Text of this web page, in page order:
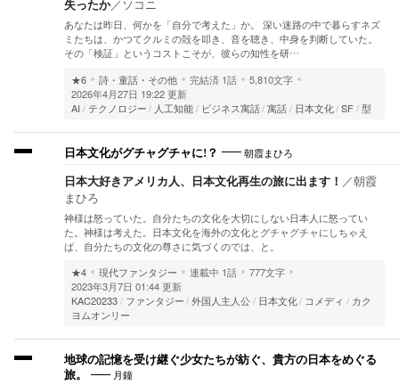
失ったか／ ソコニ
あなたは昨日、何かを「自分で考えた」か。 深い迷路の中で暮らすネズ
ミたちは、かつてクルミの殻を叩き、音を聴き、中身を判断していた。
その「検証」というコストこそが、彼らの知性を研…
★6
詩・童話・その他 完結済 1話
5,810文字
2026年4月27日 19:22 更新
AI
テクノロジー 人工知能 ビジネス寓話 寓話 日本文化 SF 型
日本文化がグチャグチャに!？ 朝霞まひろ
日本大好きアメリカ人、日本文化再生の旅に出ます！ ／朝霞
まひろ
神様は怒っていた。自分たちの文化を大切にしない日本人に怒ってい
た。神様は考えた。日本文化を海外の文化とグチャグチャにしちゃえ
ば、自分たちの文化の尊さに気づくのでは、と。
★4
現代ファンタジー 連載中 1話
777文字
2023年3月7日 01:44 更新
KAC20233
ファンタジー 外国人主人公 日本文化 コメディ
カク
ヨムオンリー
地球の記憶を受け継ぐ少女たちが紡ぐ、貴方の日本をめぐる
旅。
月鐘